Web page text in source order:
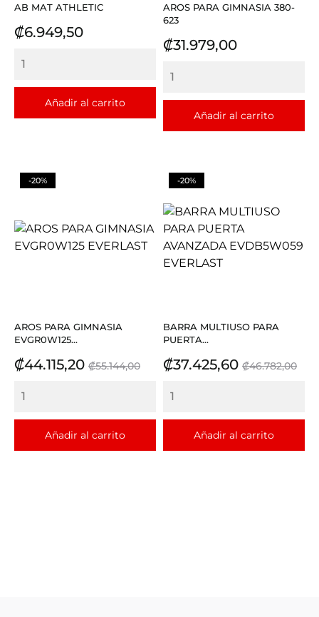
AB MAT ATHLETIC
Precio
₡6.949,50
Añadir al carrito
AROS PARA GIMNASIA 380-
623
Precio
₡31.979,00
Añadir al carrito
AROS PARA GIMNASIA
EVGR0W125...
Precio
₡44.115,20 Precio
₡55.144,00
Añadir al carrito
-20%
BARRA MULTIUSO PARA
PUERTA...
Precio
₡37.425,60 Precio
₡46.782,00
Añadir al carrito
-20%